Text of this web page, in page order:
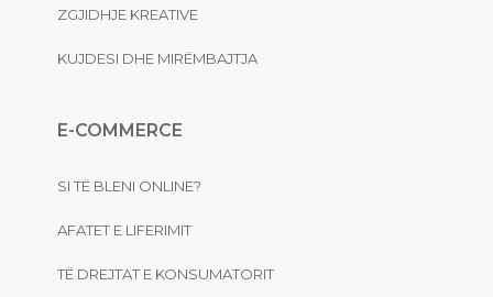
ZGJIDHJE KREATIVE
KUJDESI DHE MIRËMBAJTJA
E-COMMERCE
SI TË BLENI ONLINE?
AFATET E LIFERIMIT
TË DREJTAT E KONSUMATORIT